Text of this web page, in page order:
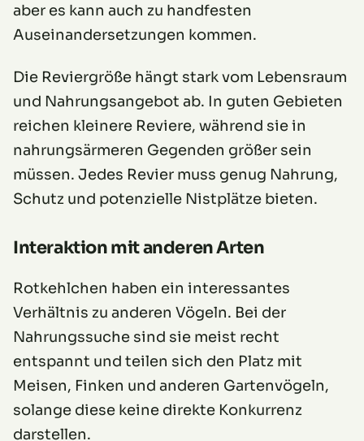
aber es kann auch zu handfesten
Auseinandersetzungen kommen.
Die Reviergröße hängt stark vom Lebensraum
und Nahrungsangebot ab. In guten Gebieten
reichen kleinere Reviere, während sie in
nahrungsärmeren Gegenden größer sein
müssen. Jedes Revier muss genug Nahrung,
Schutz und potenzielle Nistplätze bieten.
Interaktion mit anderen Arten
Rotkehlchen haben ein interessantes
Verhältnis zu anderen Vögeln. Bei der
Nahrungssuche sind sie meist recht
entspannt und teilen sich den Platz mit
Meisen, Finken und anderen Gartenvögeln,
solange diese keine direkte Konkurrenz
darstellen.